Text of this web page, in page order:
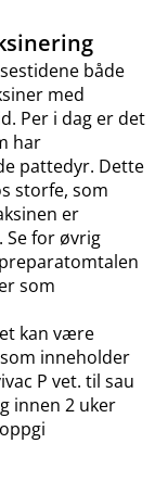
både
med
Per i dag er det
har
pattedyr. Dette
storfe, som
er
Se for øvrig
som
kan være
inneholder
P vet. til sau
innen 2 uker